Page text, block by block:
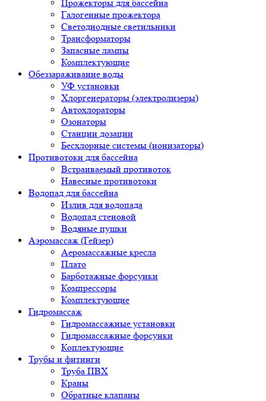
Прожекторы для бассейна
Галогенные прожектора
Светодиодные светильники
Трансформаторы
Запасные лампы
Комплектующие
Обеззараживание воды
УФ установки
Хлоргенераторы (электролизеры)
Автохлораторы
Озонаторы
Станции дозации
Бесхлорные системы (ионизаторы)
Противотоки для бассейна
Встраиваемый противоток
Навесные противотоки
Водопад для бассейна
Излив для водопада
Водопад стеновой
Водяные пушки
Аэромассаж (Гейзер)
Аеромассажные кресла
Плато
Барботажные форсунки
Компрессоры
Комплектующие
Гидромассаж
Гидромассажные установки
Гидромассажные форсунки
Коплектующие
Трубы и фитинги
Труба ПВХ
Краны
Обратные клапаны